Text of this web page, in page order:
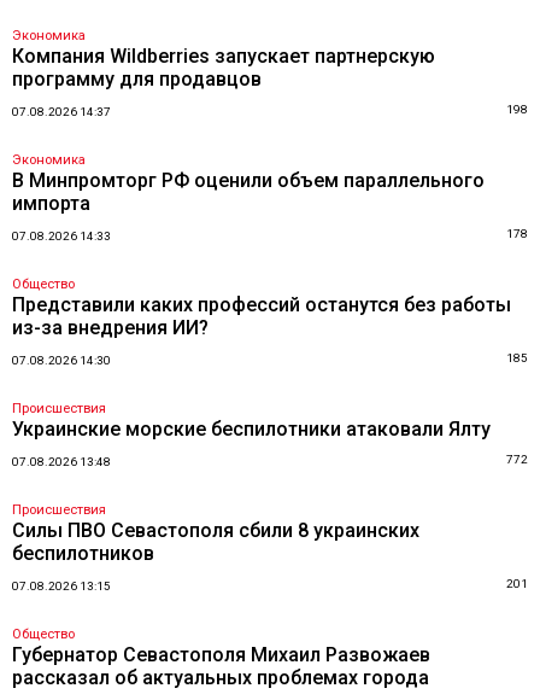
Экономика
Компания Wildberries запускает партнерскую
программу для продавцов
07.08.2026 14:37 198
Экономика
В Минпромторг РФ оценили объем параллельного
импорта
07.08.2026 14:33 178
Общество
Представили каких профессий останутся без работы
из-за внедрения ИИ?
07.08.2026 14:30 185
Происшествия
Украинские морские беспилотники атаковали Ялту
07.08.2026 13:48 772
Происшествия
Силы ПВО Севастополя сбили 8 украинских
беспилотников
07.08.2026 13:15 201
Общество
Губернатор Севастополя Михаил Развожаев
рассказал об актуальных проблемах города